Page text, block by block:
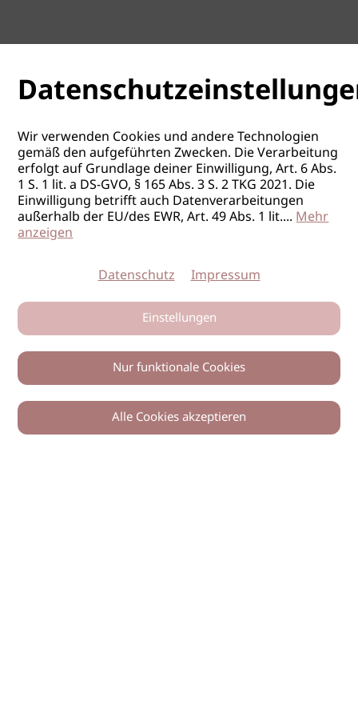
WKO Friseure Tirol
Beratungstag
Preisgestaltung
WKO Friseure Tirol
09.11.2026 Innsbruck / T
Beratungstag
Preisgestaltung
WKO Friseure Tirol
0
Wir verwenden Cookies und andere Technologien
gemäß den aufgeführten Zwecken. Die Verarbeitung
erfolgt auf Grundlage deiner Einwilligung, Art. 6 Abs.
1 S. 1 lit. a DS-GVO, § 165 Abs. 3 S. 2 TKG 2021. Die
Einwilligung betrifft auch Datenverarbeitungen
außerhalb der EU/des EWR, Art. 49 Abs. 1 lit....Mehr
anzeigen
Datenschutz Impressum
Einstellungen
Nur funktionale Cookies
Alle Cookies akzeptieren